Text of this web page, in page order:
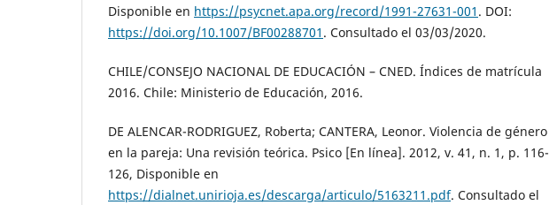
Disponible en https://psycnet.apa.org/record/1991-27631-001 . DOI:
https://doi.org/10.1007/BF00288701 . Consultado el 03/03/2020.
CHILE/CONSEJO NACIONAL DE EDUCACIÓN – CNED. Índices de matrícula
2016. Chile: Ministerio de Educación, 2016.
DE ALENCAR-RODRIGUEZ, Roberta; CANTERA, Leonor. Violencia de género
en la pareja: Una revisión teórica. Psico [En línea]. 2012, v. 41, n. 1, p. 116-
126, Disponible en
https://dialnet.unirioja.es/descarga/articulo/5163211.pdf. Consultado el